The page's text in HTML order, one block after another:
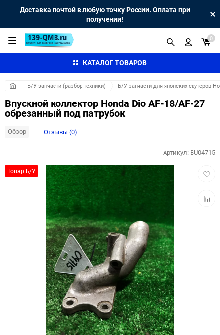
Доставка почтой в любую точку России. Оплата при
получении!
КАТАЛОГ ТОВАРОВ
0
Б/У запчасти (разбор техники) Б/У запчасти для японских скутеров
Впускной коллектор Honda Dio AF-18/AF-27
обрезанный под патрубок
Обзор Отзывы (0)
Товар Б/У
Артикул: BU04715